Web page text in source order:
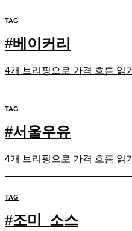
TAG
#베이커리
4개 브리핑으로 가격 흐름 읽기
TAG
#서울우유
4개 브리핑으로 가격 흐름 읽기
TAG
#조미_소스